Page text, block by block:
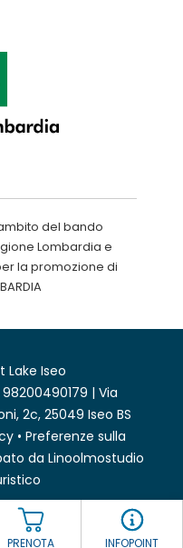
PRENOTA INFOPOINT
del bando
Lombardia e
la promozione di
Lake Iseo
| Via
2c, 25049 Iseo BS
• Preferenze sulla
da Linoolmostudio